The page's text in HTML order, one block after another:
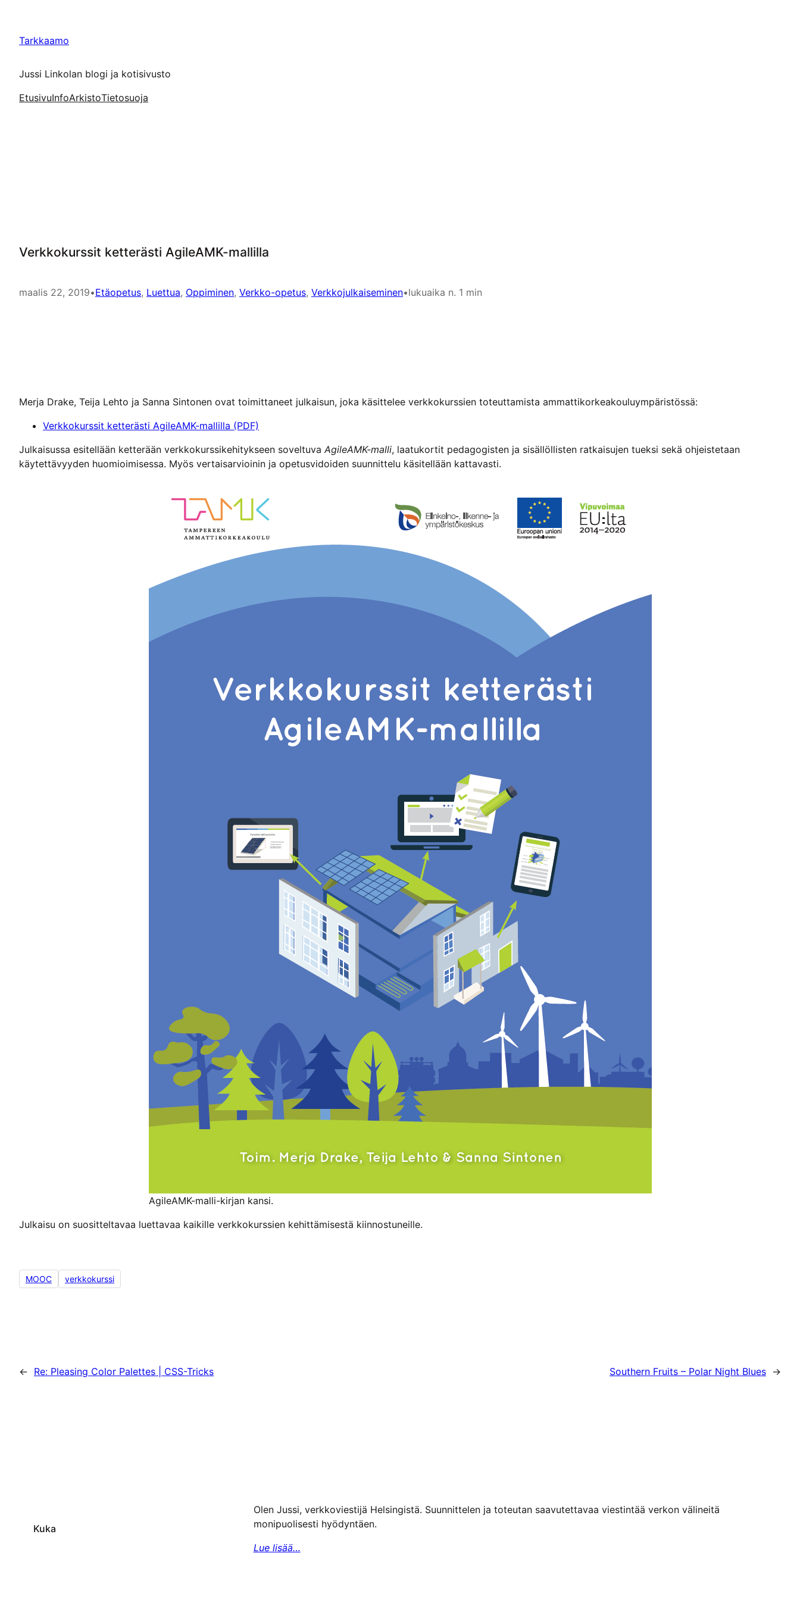
Tarkkaamo
Jussi Linkolan blogi ja kotisivusto
EtusivuInfoArkistoTietosuoja
Verkkokurssit ketterästi AgileAMK-mallilla
maalis 22, 2019•Etäopetus, Luettua, Oppiminen, Verkko-opetus, Verkkojulkaiseminen•lukuaika n. 1 min
Merja Drake, Teija Lehto ja Sanna Sintonen ovat toimittaneet julkaisun, joka käsittelee verkkokurssien toteuttamista ammattikorkeakouluympäristössä:
Verkkokurssit ketterästi AgileAMK-mallilla (PDF)
Julkaisussa esitellään ketterään verkkokurssikehitykseen soveltuva AgileAMK-malli, laatukortit pedagogisten ja sisällöllisten ratkaisujen tueksi sekä ohjeistetaan
käytettävyyden huomioimisessa. Myös vertaisarvioinin ja opetusvidoiden suunnittelu käsitellään kattavasti.
AgileAMK-malli-kirjan kansi.
Julkaisu on suositteltavaa luettavaa kaikille verkkokurssien kehittämisestä kiinnostuneille.
MOOC verkkokurssi
← Re: Pleasing Color Palettes | CSS-Tricks Southern Fruits – Polar Night Blues →
Kuka
Olen Jussi, verkkoviestijä Helsingistä. Suunnittelen ja toteutan saavutettavaa viestintää verkon välineitä
monipuolisesti hyödyntäen.
Lue lisää…